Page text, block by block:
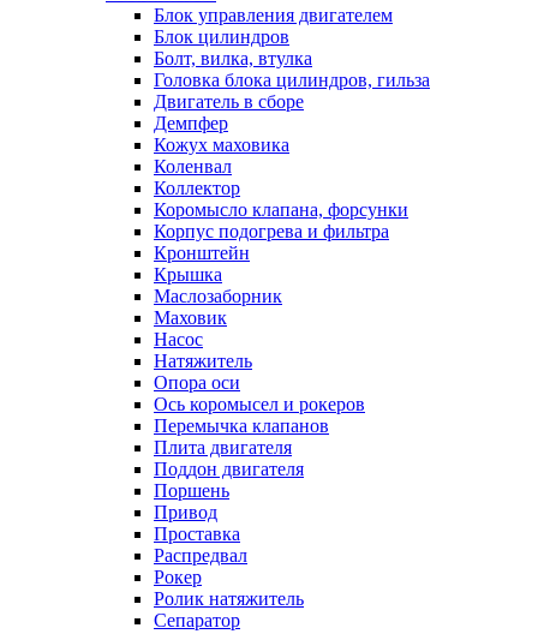
Блок управления двигателем
Блок цилиндров
Болт, вилка, втулка
Головка блока цилиндров, гильза
Двигатель в сборе
Демпфер
Кожух маховика
Коленвал
Коллектор
Коромысло клапана, форсунки
Корпус подогрева и фильтра
Кронштейн
Крышка
Маслозаборник
Маховик
Насос
Натяжитель
Опора оси
Ось коромысел и рокеров
Перемычка клапанов
Плита двигателя
Поддон двигателя
Поршень
Привод
Проставка
Распредвал
Рокер
Ролик натяжитель
Сепаратор